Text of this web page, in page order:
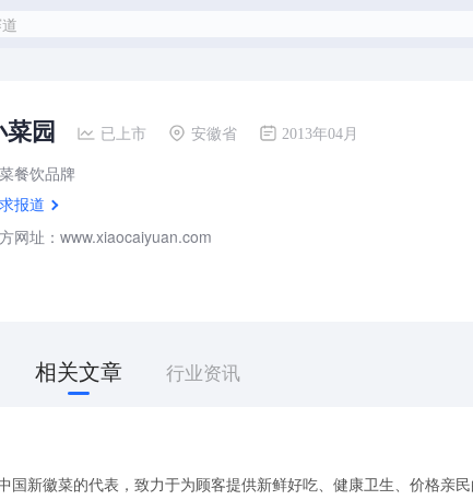
菜园 已上市 安徽省 2013年04月
餐饮品牌
报道
网址：www.xiaocaiyuan.com
相关文章 行业资讯
国新徽菜的代表，致力于为顾客提供新鲜好吃、健康卫生、价格亲